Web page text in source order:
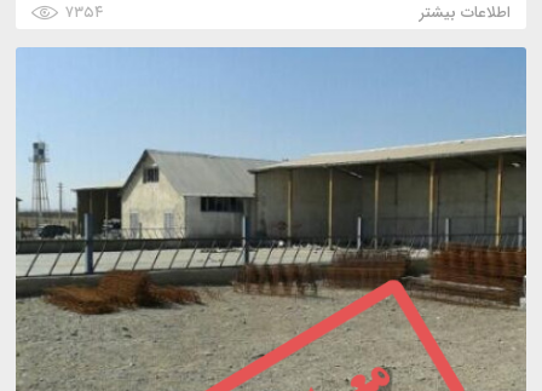
اطلاعات بیشتر
۷۳۵۴